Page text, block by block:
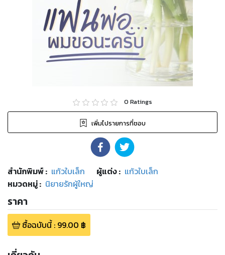
0 Ratings
เพิ่มไปรายการที่ชอบ
สำนักพิมพ์: แก้วใบเล็ก ผู้แต่ง : แก้วใบเล็ก
หมวดหมู่: นิยายรักผู้ใหญ่
ราคา
ซื้อฉบับนี้: 99.00 ฿